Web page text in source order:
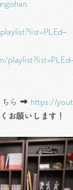
ちら ➡ https://
お願いします！